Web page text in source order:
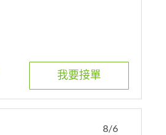
我要接單
8/6